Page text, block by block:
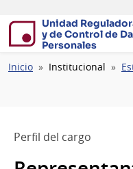
Unidad
y de Control de
Personales
Ruta
Inicio Institucional
Perfil del cargo